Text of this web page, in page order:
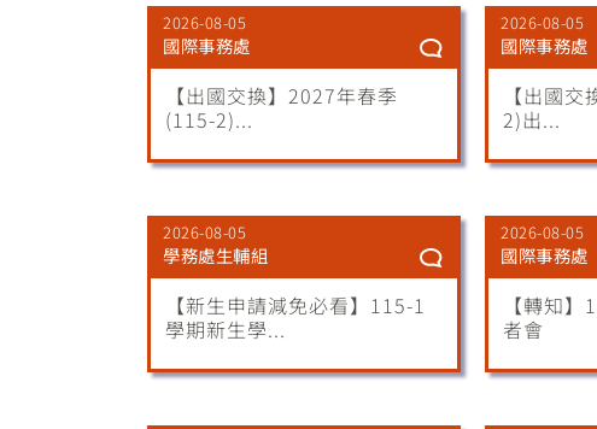
2026-08-05
國際事務處
【出國交換】2027年春季
(115-2)...
2026-08-05
國際事務處
【出國
2)出...
2026-08-05
學務處生輔組
【新生申請減免必看】115-1
學期新生學...
2026-08-05
國際事務處
【轉知
者會